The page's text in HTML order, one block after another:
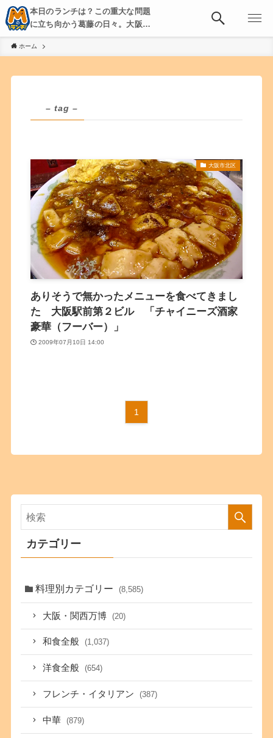
本日のランチは？この重大な問題
に立ち向かう葛藤の日々。大阪・
京都・神戸を中心とした食べ歩
き、飲み歩きを綴る。
ホーム
– tag –
大阪市北区
ありそうで無かったメニューを食べてきまし
た 大阪駅前第２ビル 「チャイニーズ酒家
豪華（フーバー）」
2009年07月10日 14:00
1
カテゴリー
料理別カテゴリー (8,585)
大阪・関西万博 (20)
和食全般 (1,037)
洋食全般 (654)
フレンチ・イタリアン (387)
中華 (879)